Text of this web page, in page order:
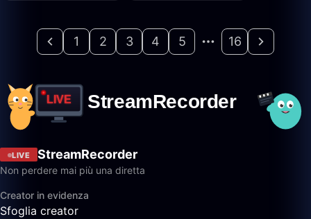
1 2 3 4 5 16
LIVE StreamRecorder
Non perdere mai più una diretta
Creator in evidenza
Sfoglia creator